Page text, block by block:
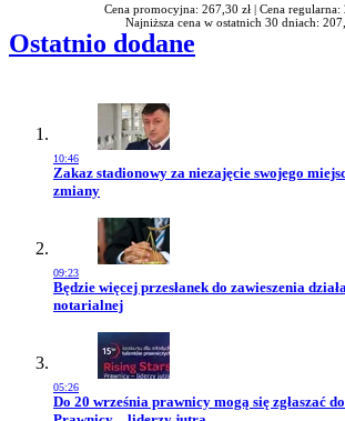
Cena promocyjna: 267,30 zł | Cena regularna:
Najniższa cena w ostatnich 30 dniach:
Ostatnio dodane
10:46
Przejdź do artykułu:
Zakaz stadionowy za niezajęcie swojego
zmiany
09:23
Przejdź do artykułu:
Będzie więcej przesłanek do zawieszenia
notarialnej
05:26
Przejdź do artykułu:
Do 20 września prawnicy mogą się zgłaszać